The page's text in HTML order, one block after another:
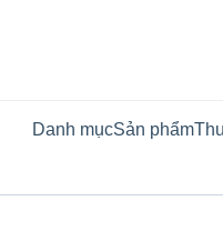
Danh mụcSản phẩm